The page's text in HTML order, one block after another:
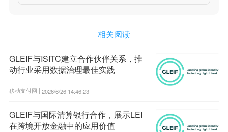
相关阅读
GLEIF与ISITC建立合作伙伴关系，推
动行业采用数据治理最佳实践
移动支付网 | 2026/6/26 14:46:23
GLEIF与国际清算银行合作，展示LEI
在跨境开放金融中的应用价值